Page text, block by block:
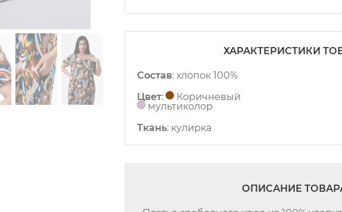
ХАРАКТЕРИСТИКИ
Состав: хлопок 100%
Цвет:
Коричневый
мультиколор
Ткань: кулирка
ОПИСАНИЕ